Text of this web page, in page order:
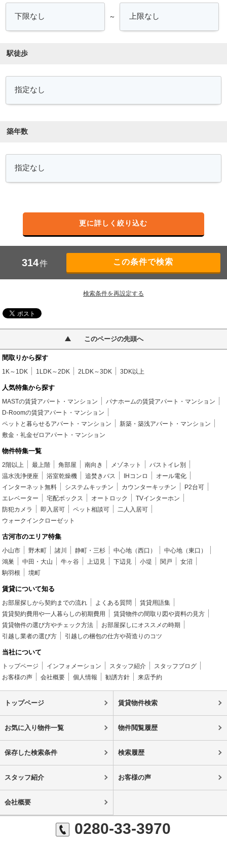
～
駅徒歩
築年数
更に詳しく絞り込む
314件
検索条件を再設定する
このページの先頭へ
間取りから探す
1K～1DK 1LDK～2DK 2LDK～3DK 3DK以上
人気特集から探す
MASTの賃貸アパート・マンション
パナホームの賃貸アパート・マンション
D-Roomの賃貸アパート・マンション
ペットと暮らせるアパート・マンション
新築・築浅アパート・マンション
敷金・礼金ゼロアパート・マンション
物件特集一覧
2階以上 最上階 角部屋 南向き メゾネット
バストイレ別
温水洗浄便座
浴室乾燥機 追焚きバス IHコンロ
オール電化
インターネット無料
システムキッチン カウンターキッチン
P2台可
エレベーター
宅配ボックス オートロック
TVインターホン
防犯カメラ
即入居可 ペット相談可
二人入居可
ウォークインクローゼット
古河市のエリア特集
小山市 野木町 諸川 静町・三杉 中心地（西口）
中心地（東口）
鴻巣
中田・大山 牛ヶ谷 上辺見 下辺見 小堤 関戸
女沼
駒羽根
境町
賃貸について知る
お部屋探しから契約までの流れ よくある質問
賃貸用語集
賃貸契約費用や一人暮らしの初期費用
賃貸物件の間取り図や資料の見方
賃貸物件の選び方やチェック方法
お部屋探しにオススメの時期
引越し業者の選び方
引越しの梱包の仕方や荷造りのコツ
当社について
トップページ インフォメーション スタッフ紹介
スタッフブログ
お客様の声
会社概要 個人情報 勧誘方針 来店予約
トップページ 賃貸物件検索
お気に入り物件一覧 物件閲覧履歴
保存した検索条件 検索履歴
スタッフ紹介 お客様の声
会社概要
0280-33-3970